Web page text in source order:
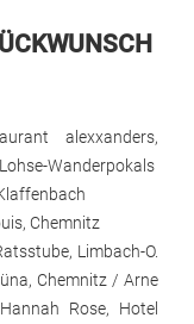
alexxanders,
Wanderpokals
Chemnitz
Limbach-O.
Chemnitz / Arne
Rose, Hotel